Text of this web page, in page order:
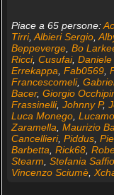
Piace a 65 persone:
Tirri, Albieri Sergio,
Beppeverge, Bo
Ricci, Cusufai, Daniele
Errekappa Fab0569,
Francescomeli,
Bacer, Giorgio
Frassinelli, Johnny P,
Luca Monego,
Zaramella Maurizio
Cancellieri, Piddus,
Barbetta Rick68,
Stearm Stefania
Vincenzo Sciumè,